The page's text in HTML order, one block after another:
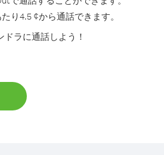
り4.5 ¢から通話できます。
ラに通話しよう！